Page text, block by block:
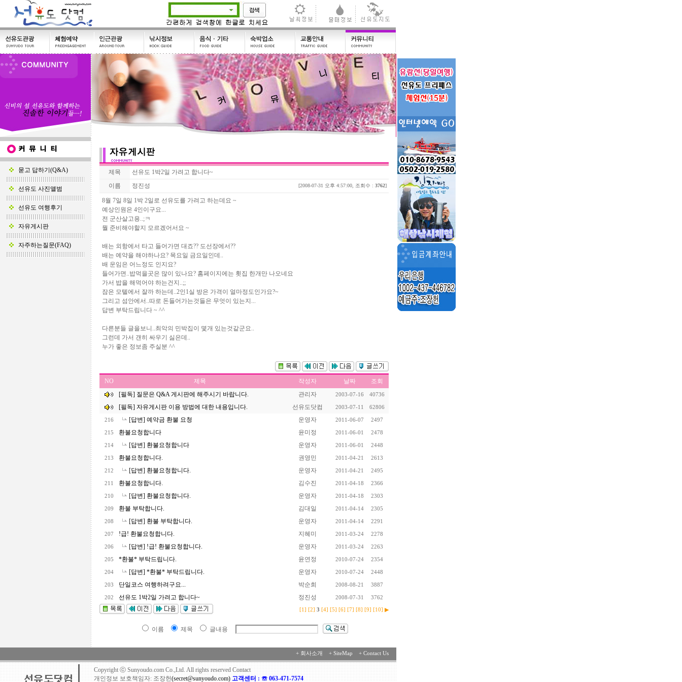
묻고 답하기(Q&A)
선유도 사진앨범
선유도 여행후기
자유게시판
자주하는질문(FAQ)
제목
선유도 1박2일 가려고 합니다~
이름
정진성 [2008-07-31 오후 4:57:00, 조회수 : 3762]
8월 7일 8일 1박 2일로 선유도를 가려고 하는데요 ~
예상인원은 4인이구요...
전 군산살고용..;ㅋ
뭘 준비해야할지 모르겠어서요 ~
배는 외항에서 타고 들어가면 대죠?? 도선장에서??
배는 예약을 해야하나요? 목요일 금요일인데..
배 운임은 어느정도 인지요?
들어가면..밥먹을곳은 많이 있나요? 홈페이지에는 횟집 한개만 나오네요
가서 밥을 해먹어야 하는건지..;;
잠은 모텔에서 잘까 하는데..2인1실 방은 가격이 얼마정도인가요?~
그리고 섬안에서..따로 돈들어가는것들은 무엇이 있는지...
답변 부탁드립니다 ~ ^^
다른분들 글을보니..최악의 민박집이 몇개 있는것같군요..
그런데 가서 갠히 싸우기 싫은데..
누가 좋은 정보좀 주실분 ^^
NO 제목 작성자 날짜
조회
[필독] 질문은 Q&A 게시판에 해주시기 바랍니다.
관리자 2003-07-16 40736
[필독] 자유게시판 이용 방법에 대한 내용입니다. 선유도닷컴 2003-07-11 62806
216 [답변] 예약금 환불 요청 운영자 2011-06-07 2497
215 환불요청합니다 윤미정 2011-06-01 2478
214 [답변] 환불요청합니다 운영자 2011-06-01 2448
213 환불요청합니다. 권영민 2011-04-21 2613
212 [답변] 환불요청합니다. 운영자 2011-04-21 2495
211 환불요청합니다. 김수진 2011-04-18 2366
210 [답변] 환불요청합니다. 운영자 2011-04-18 2303
209 환불 부탁합니다. 김대일 2011-04-14 2305
208 [답변] 환불 부탁합니다. 운영자 2011-04-14 2291
207 !급! 환불요청합니다. 지혜미 2011-03-24 2278
206 [답변] !급! 환불요청합니다. 운영자 2011-03-24 2263
205 *환불* 부탁드립니다. 윤연정 2010-07-24 2354
204 [답변] *환불* 부탁드립니다. 운영자 2010-07-24 2448
203 단일코스 여행하려구요... 박순희 2008-08-21 3887
202 선유도 1박2일 가려고 합니다~ 정진성 2008-07-31 3762
[1] [2] 3 [4] [5] [6] [7] [8] [9] [10] ▶
이름 제목 글내용
+ 회사소개 + SiteMap + Contact Us
Copyright ⓒ Sunyoudo.com Co.,Ltd. All rights reserved Contact
개인정보 보호책임자: 조장헌(secret@sunyoudo.com)고객센터 : ☏ 063-471-7574